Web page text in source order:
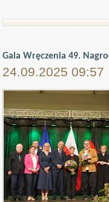
Gala Wręczenia 49.
24.09.2025 09:57